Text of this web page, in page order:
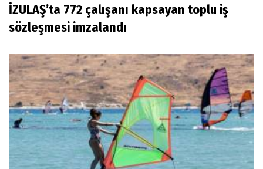
İZULAŞ’ta 772 çalışanı kapsayan toplu iş
sözleşmesi imzalandı